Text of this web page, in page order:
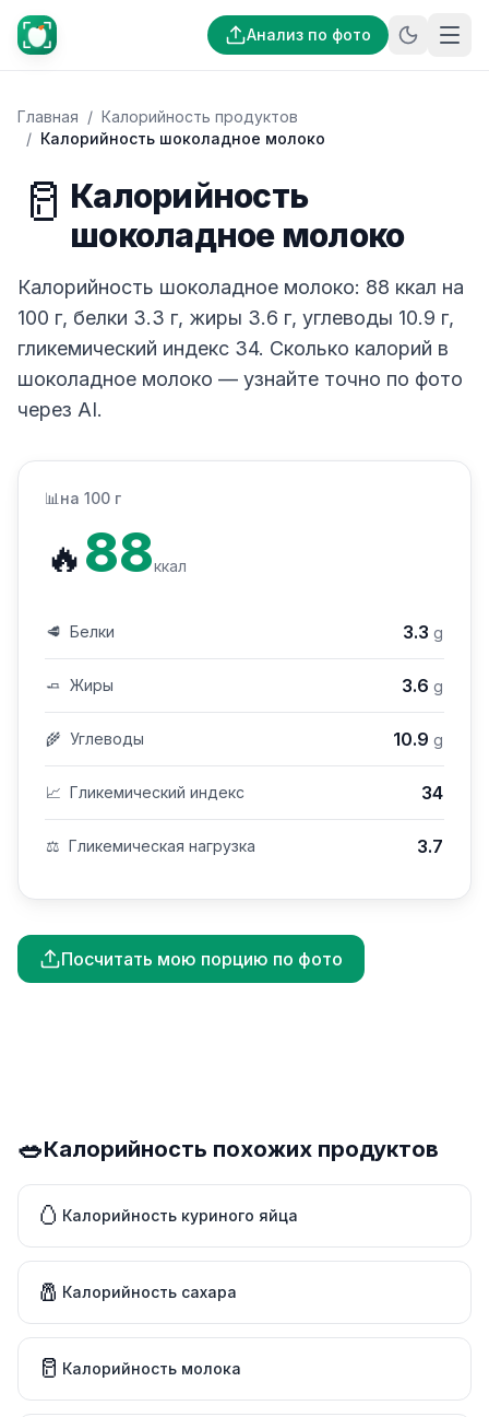
Анализ по фото
Главная / Калорийность продуктов
/ Калорийность шоколадное молоко
🥛 Калорийность
шоколадное молоко
Калорийность шоколадное молоко: 88 ккал на
100 г, белки 3.3 г, жиры 3.6 г, углеводы 10.9 г,
гликемический индекс 34. Сколько калорий в
шоколадное молоко — узнайте точно по фото
через AI.
📊 на 100 г
🔥88ккал
🥩 Белки 3.3 g
🧈 Жиры 3.6 g
🌾 Углеводы 10.9 g
📈 Гликемический индекс 34
⚖️ Гликемическая нагрузка 3.7
Посчитать мою порцию по фото
🥗Калорийность похожих продуктов
🥚 Калорийность куриного яйца
🧂 Калорийность сахара
🥛 Калорийность молока